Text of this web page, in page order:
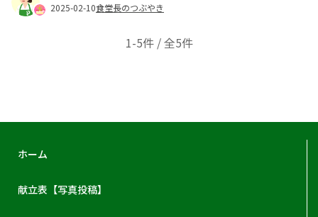
2025-02-10食堂長のつぶやき
1-5件 / 全5件
ホーム
献立表【写真投稿】